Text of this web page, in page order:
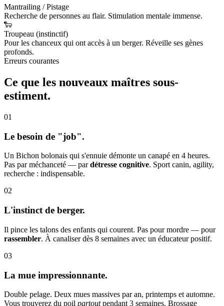
Mantrailing / Pistage
Recherche de personnes au flair. Stimulation mentale immense.
🐑
Troupeau (instinctif)
Pour les chanceux qui ont accès à un berger. Réveille ses gènes
profonds.
Erreurs courantes
Ce que les nouveaux maîtres sous-
estiment.
01
Le besoin de "job".
Un Bichon bolonais qui s'ennuie démonte un canapé en 4 heures.
Pas par méchanceté — pardétresse cognitive. Sport canin, agility,
recherche : indispensable.
02
L'instinct de berger.
Il pince les talons des enfants qui courent. Pas pour mordre — pour
rassembler. À canaliser dès 8 semaines avec un éducateur positif.
03
La mue impressionnante.
Double pelage. Deux mues massives par an, printemps et automne.
Vous trouverez du poil partoutpendant 3 semaines. Brossage